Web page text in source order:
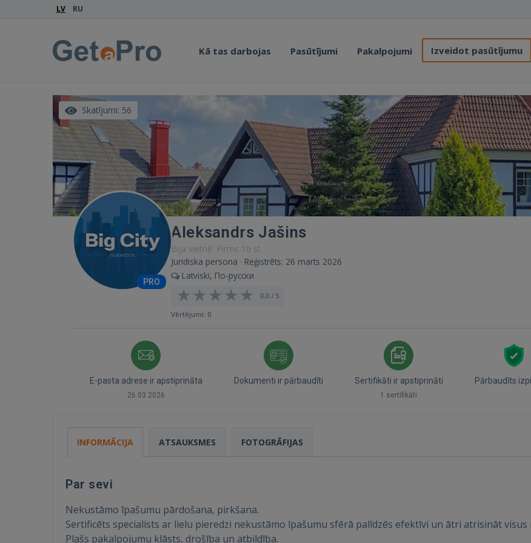
LV RU
Kā tas darbojas Pasūtījumi Pakalpojumi Izveidot pasūtījumu
Ienākt
Skatījumi: 56
PRO
Aleksandrs Jašins
Bija vietnē: Pirms 10 st.
Juridiska persona · Reģistrēts: 26 marts 2026
Latviski, По-русски
0,0 / 5
Vērtējumi: 0
E-pasta adrese ir apstiprināta
26.03.2026
Dokumenti ir pārbaudīti Sertifikāti ir apstiprināti
1 sertifikāti
Pārbaudīts
INFORMĀCIJA ATSAUKSMES FOTOGRĀFIJAS
Par sevi
Nekustāmo īpašumu pārdošana, pirkšana.
Sertificēts specialists ar lielu pieredzi nekustāmo īpašumu sfērā palīdzēs efektīvi un ātri atrisināt visus
Plašs pakalpojumu klāsts, drošība un atbildība.